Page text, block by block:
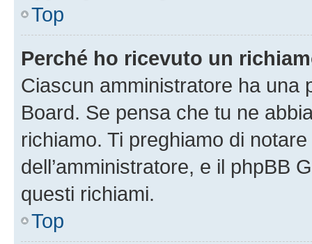
Top
Perché ho ricevuto un
Ciascun amministratore ha una
Board. Se pensa che tu ne
richiamo. Ti preghiamo di
dell’amministratore, e il phpBB
questi richiami.
Top